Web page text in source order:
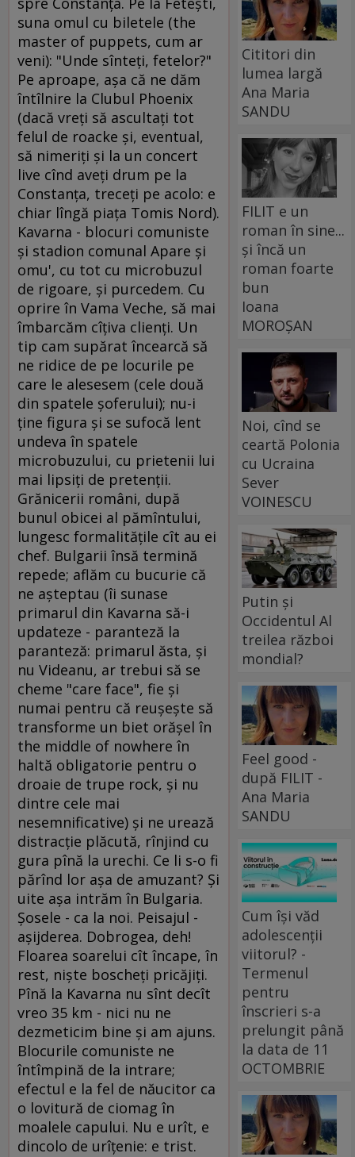
Cititori din
lumea largă
Ana Maria
SANDU
FILIT e un
roman în sine...
și încă un
roman foarte
bun
Ioana
MOROȘAN
Noi, cînd se
ceartă Polonia
cu Ucraina
Sever
VOINESCU
Putin și
Occidentul Al
treilea război
mondial?
Feel good -
după FILIT -
Ana Maria
SANDU
Cum își văd
adolescenții
viitorul? -
Termenul
pentru
înscrieri s-a
prelungit până
la data de 11
OCTOMBRIE